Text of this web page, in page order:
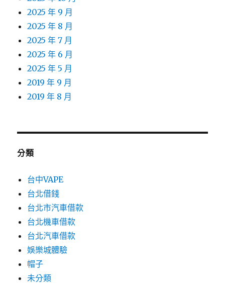
2025 年 9 月
2025 年 8 月
2025 年 7 月
2025 年 6 月
2025 年 5 月
2019 年 9 月
2019 年 8 月
分類
台中VAPE
台北借錢
台北市汽車借款
台北機車借款
台北汽車借款
娛樂城體驗
帽子
未分類